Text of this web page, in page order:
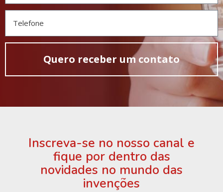
Quero receber um contato
Inscreva-se no nosso canal e
fique por dentro das
novidades no mundo das
invenções